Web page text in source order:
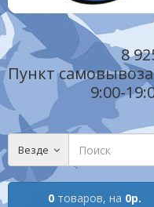
8
Пункт
9:00-
Везде
0 товаров, на 0р.